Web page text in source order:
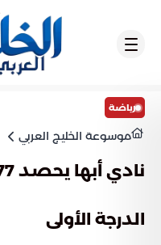
رياضة
موسوعة الخليج العربي
الدرجة الأولى